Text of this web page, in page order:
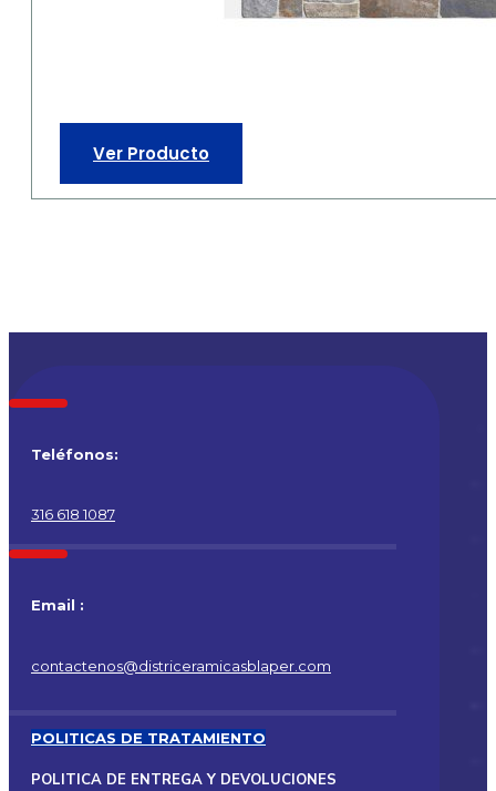
Ver Producto
Teléfonos:
316 618 1087
Email :
contactenos@districeramicasblaper.com
POLITICAS DE TRATAMIENTO
POLITICA DE ENTREGA Y DEVOLUCIONES